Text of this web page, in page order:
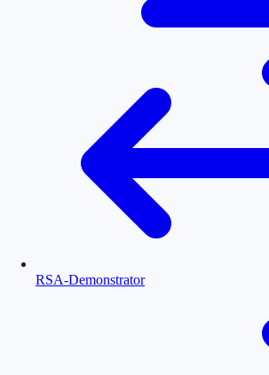
RSA-Demonstrator